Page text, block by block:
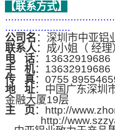
【联系方式】
......................
公司名 ：深圳市中亚铝
联系人：成小姐（ 经理
电
话：13632919686
手 机：13632919686
传
真：0755
地
址：中国广东深圳
金融大厦19层
主
页：http://
http://